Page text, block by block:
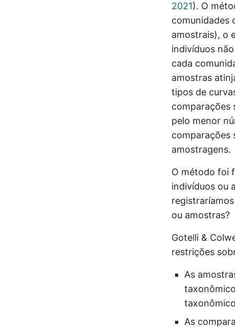
2021). O
comunidades
amostrais), o
indivíduos
cada
amostras
tipos de
comparações
pelo menor
comparações
amostragens.
O método foi
indivíduos ou
ou amostras?
Gotelli &
restrições
As
taxonômico
As